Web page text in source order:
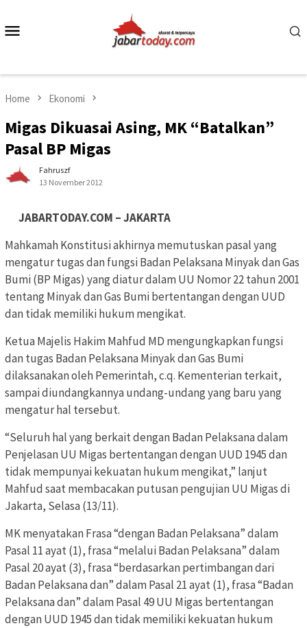
content
Home Ekonomi
Migas Dikuasai Asing, MK “Batalkan”
Pasal BP Migas
Fahruszf
13 November 2012
JABARTODAY.COM – JAKARTA
Mahkamah Konstitusi akhirnya memutuskan pasal yang
mengatur tugas dan fungsi Badan Pelaksana Minyak dan Gas
Bumi (BP Migas) yang diatur dalam UU Nomor 22 tahun 2001
tentang Minyak dan Gas Bumi bertentangan dengan UUD
dan tidak memiliki hukum mengikat.
Ketua Majelis Hakim Mahfud MD mengungkapkan fungsi
dan tugas Badan Pelaksana Minyak dan Gas Bumi
dilaksanakan oleh Pemerintah, c.q. Kementerian terkait,
sampai diundangkannya undang-undang yang baru yang
mengatur hal tersebut.
“Seluruh hal yang berkait dengan Badan Pelaksana dalam
Penjelasan UU Migas bertentangan dengan UUD 1945 dan
tidak mempunyai kekuatan hukum mengikat,” lanjut
Mahfud saat membacakan putusan pengujian UU Migas di
Jakarta, Selasa (13/11).
MK menyatakan Frasa “dengan Badan Pelaksana” dalam
Pasal 11 ayat (1), frasa “melalui Badan Pelaksana” dalam
Pasal 20 ayat (3), frasa “berdasarkan pertimbangan dari
Badan Pelaksana dan” dalam Pasal 21 ayat (1), frasa “Badan
Pelaksana dan” dalam Pasal 49 UU Migas bertentangan
dengan UUD 1945 dan tidak memiliki kekuatan hukum